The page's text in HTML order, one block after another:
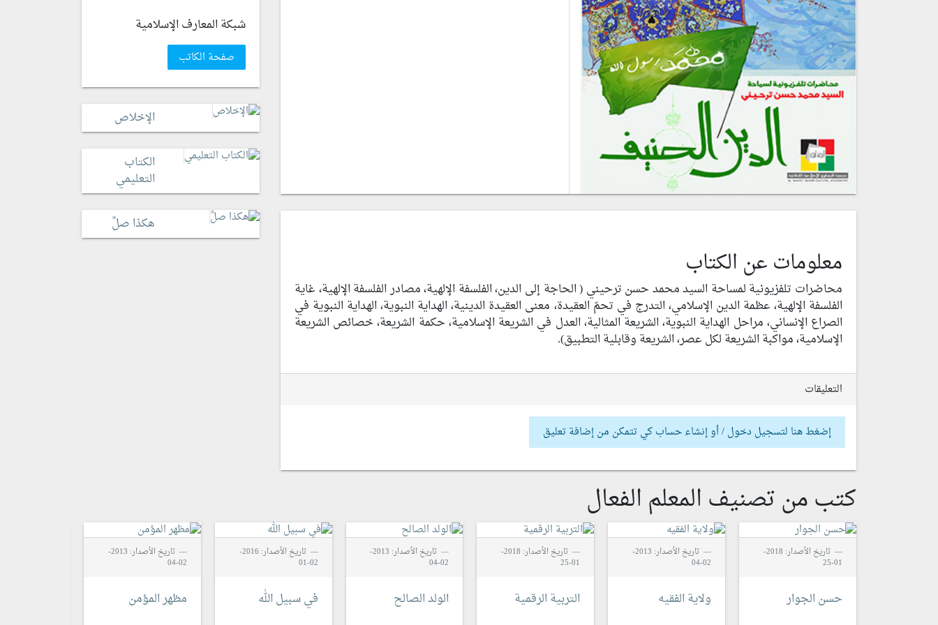
معلومات عن الكتاب
محاضرات تلفزيونية لمساحة السيد محمد حسن ترحيني ( الحاجة إلى الدين، الفلسفة الإلهية، مصادر الفلسفة الإلهية، غاية
الفلسفة الإلهية، عظمة الدين الإسلامي، التدرج في تحمّ العقيدة، معنى العقيدة الدينية، الهداية النبوية، الهداية النبوية في
الصراع الإنساني، مراحل الهداية النبوية، الشريعة المثالية، العدل في الشريعة الإسلامية، حكمة الشريعة، خصائص الشريعة
الإسلامية، مواكبة الشريعة لكل عصر، الشريعة وقابلية التطبيق).
التعليقات
إضغط هنا لتسجيل دخول / أو إنشاء حساب كي تتمكن من إضافة تعليق
شبكة المعارف الإسلامية
صفحة الكاتب
الإخلاص
الكتاب
التعليمي
هكذا صلِّ
كتب من تصنيف المعلم الفعال
تاريخ الأصدار: 2018-
01-25
حسن الجوار
تاريخ الأصدار: 2013-
02-04
ولاية الفقيه
تاريخ الأصدار: 2018-
01-25
التربية الرقمية
تاريخ الأصدار: 2013-
02-04
الولد الصالح
تاريخ الأصدار: 2016-
02-01
في سبيل الله
تاريخ الأصدار: 2013-
02-04
مظهر المؤمن